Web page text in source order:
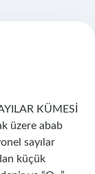
KÜMESİ
üzere abab
sayılar
küçük